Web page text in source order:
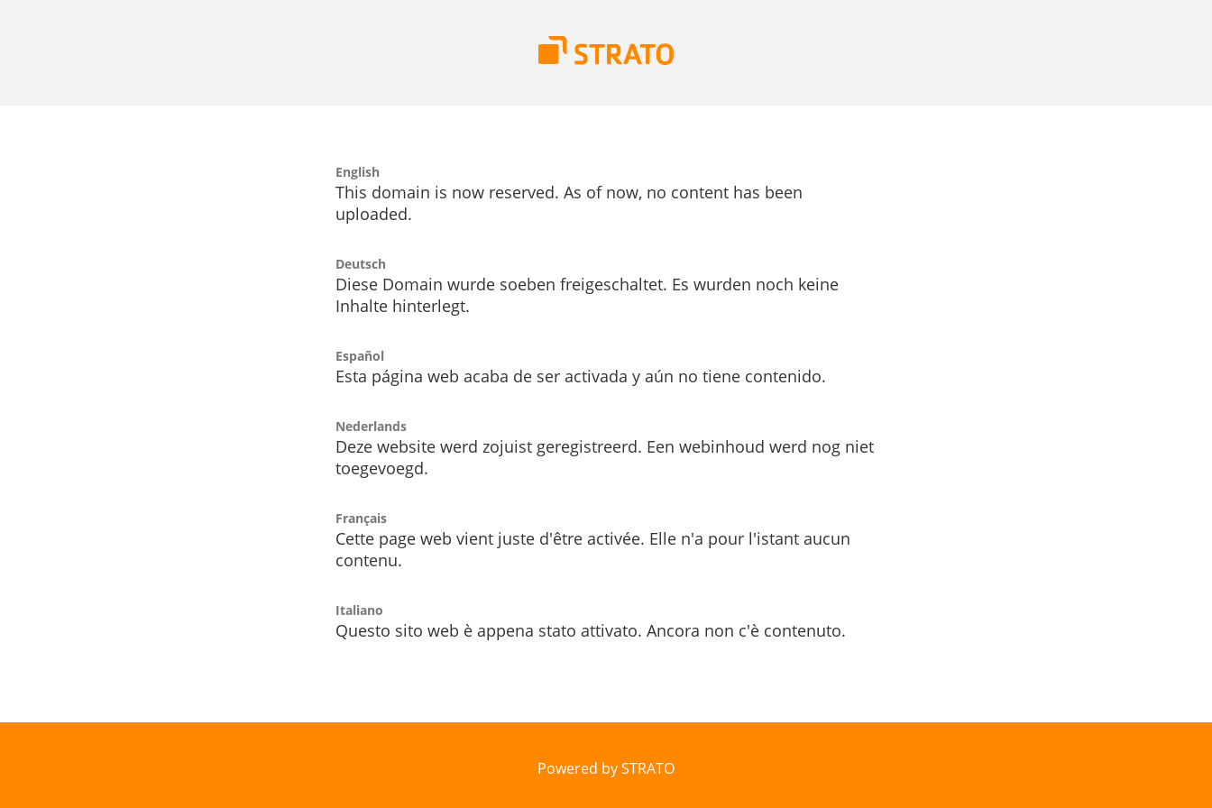
English
This domain is now reserved. As of now, no content has been
uploaded.
Deutsch
Diese Domain wurde soeben freigeschaltet. Es wurden noch keine
Inhalte hinterlegt.
Español
Esta página web acaba de ser activada y aún no tiene contenido.
Nederlands
Deze website werd zojuist geregistreerd. Een webinhoud werd nog niet
toegevoegd.
Français
Cette page web vient juste d'être activée. Elle n'a pour l'istant aucun
contenu.
Italiano
Questo sito web è appena stato attivato. Ancora non c'è contenuto.
Powered by STRATO